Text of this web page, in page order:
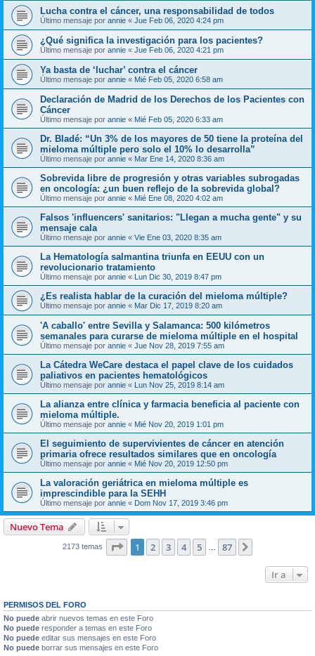
Lucha contra el cáncer, una responsabilidad de todos
Último mensaje por annie « Jue Feb 06, 2020 4:24 pm
¿Qué significa la investigación para los pacientes?
Último mensaje por annie « Jue Feb 06, 2020 4:21 pm
Ya basta de ‘luchar’ contra el cáncer
Último mensaje por annie « Mié Feb 05, 2020 6:58 am
Declaración de Madrid de los Derechos de los Pacientes con
Cáncer
Último mensaje por annie « Mié Feb 05, 2020 6:33 am
Dr. Bladé: “Un 3% de los mayores de 50 tiene la proteína del
mieloma múltiple pero solo el 10% lo desarrolla”
Último mensaje por annie « Mar Ene 14, 2020 8:36 am
Sobrevida libre de progresión y otras variables subrogadas
en oncología: ¿un buen reflejo de la sobrevida global?
Último mensaje por annie « Mié Ene 08, 2020 4:02 am
Falsos 'influencers' sanitarios: "Llegan a mucha gente" y su
mensaje cala
Último mensaje por annie « Vie Ene 03, 2020 8:35 am
La Hematología salmantina triunfa en EEUU con un
revolucionario tratamiento
Último mensaje por annie « Lun Dic 30, 2019 8:47 pm
¿Es realista hablar de la curación del mieloma múltiple?
Último mensaje por annie « Mar Dic 17, 2019 8:20 am
'A caballo' entre Sevilla y Salamanca: 500 kilómetros
semanales para curarse de mieloma múltiple en el hospital
Último mensaje por annie « Jue Nov 28, 2019 7:55 am
La Cátedra WeCare destaca el papel clave de los cuidados
paliativos en pacientes hematológicos
Último mensaje por annie « Lun Nov 25, 2019 8:14 am
La alianza entre clínica y farmacia beneficia al paciente con
mieloma múltiple.
Último mensaje por annie « Mié Nov 20, 2019 1:01 pm
El seguimiento de supervivientes de cáncer en atención
primaria ofrece resultados similares que en oncología
Último mensaje por annie « Mié Nov 20, 2019 12:50 pm
La valoración geriátrica en mieloma múltiple es
imprescindible para la SEHH
Último mensaje por annie « Dom Nov 17, 2019 3:46 pm
Nuevo Tema
2173 temas Página de 87
1 2 3 4 5 87
Ir a
PERMISOS DEL FORO
No puede abrir nuevos temas en este Foro
No puede responder a temas en este Foro
No puede editar sus mensajes en este Foro
No puede borrar sus mensajes en este Foro